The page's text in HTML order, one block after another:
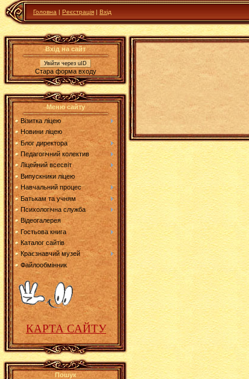
Головна | Реєстрація | Вхід
Вхід на сайт
Увійти через uID
Стара форма входу
Меню сайту
Візитка ліцею
Новини ліцею
Блог директора
Педагогічний колектив
Ліцейний всесвіт
Випускники ліцею
Навчальний процес
Батькам та учням
Психологічна служба
Відеогалерея
Гостьова книга
Каталог сайтів
Краєзнавчий музей
Файлообмінник
КАРТА САЙТУ
Пошук